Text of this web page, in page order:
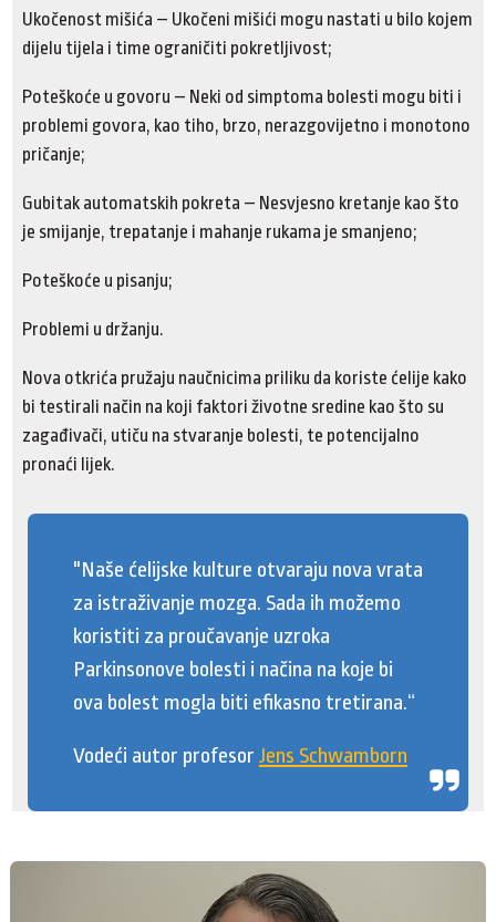
Ukočenost mišića – Ukočeni mišići mogu nastati u bilo kojem
dijelu tijela i time ograničiti pokretljivost;
Poteškoće u govoru – Neki od simptoma bolesti mogu biti i
problemi govora, kao tiho, brzo, nerazgovijetno i monotono
pričanje;
Gubitak automatskih pokreta – Nesvjesno kretanje kao što
je smijanje, trepatanje i mahanje rukama je smanjeno;
Poteškoće u pisanju;
Problemi u držanju.
Nova otkrića pružaju naučnicima priliku da koriste ćelije kako
bi testirali način na koji faktori životne sredine kao što su
zagađivači, utiču na stvaranje bolesti, te potencijalno
pronaći lijek.
"Naše ćelijske kulture otvaraju nova vrata
za istraživanje mozga. Sada ih možemo
koristiti za proučavanje uzroka
Parkinsonove bolesti i načina na koje bi
ova bolest mogla biti efikasno tretirana.“
Vodeći autor profesor Jens Schwamborn